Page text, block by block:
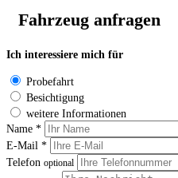
Fahrzeug anfragen
Ich interessiere mich für
Probefahrt
Besichtigung
weitere Informationen
Name *
E-Mail *
Telefon optional